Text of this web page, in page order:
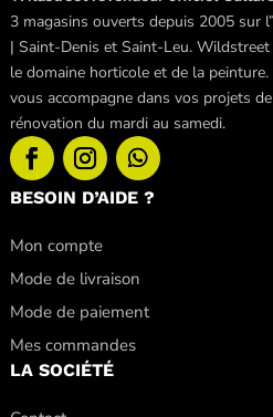
3 magasins ouverts depuis 2005 sur
| Saint-Denis et Saint-Leu. Wildstreet
le domaine horticole et de la
vous accompagne dans vos projets
rénovation du mardi au samedi.
BESOIN D’AIDE ?
Mon compte
Mode de livraison
Mode de paiement
Mes commandes
LA SOCIÉTÉ